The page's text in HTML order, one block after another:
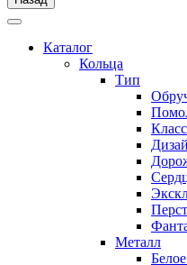
Каталог
Кольца
Тип
Металл